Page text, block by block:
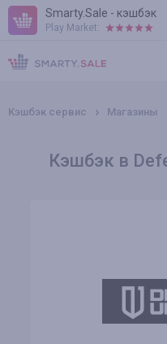
Smarty.Sale - кэшбэк
Play Market:
ПРАВИЛА
ПЛАГИНЫ
Кэшбэк сервис Магазины
Кэшбэк в